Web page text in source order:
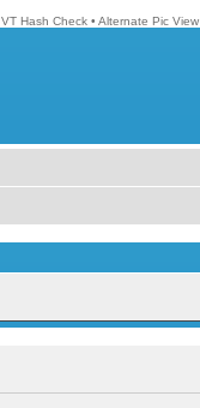
VT Hash Check • Alternate Pic View